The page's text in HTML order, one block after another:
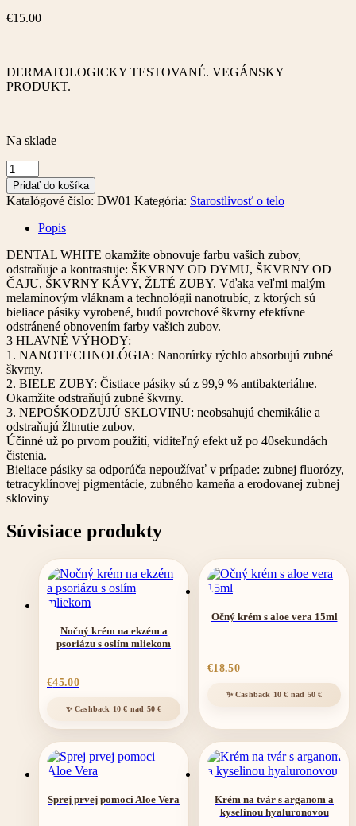
€15.00
DERMATOLOGICKY TESTOVANÉ. VEGÁNSKY
PRODUKT.
Na sklade
množstvo
Dental
White
Pridať do košíka
Katalógové číslo: DW01 Kategória: Starostlivosť o telo
Popis
DENTAL WHITE okamžite obnovuje farbu vašich zubov,
odstraňuje a kontrastuje: ŠKVRNY OD DYMU, ŠKVRNY OD
ČAJU, ŠKVRNY KÁVY, ŽLTÉ ZUBY. Vďaka veľmi malým
melamínovým vláknam a technológii nanotrubíc, z ktorých sú
bieliace pásiky vyrobené, budú povrchové škvrny efektívne
odstránené obnovením farby vašich zubov.
3 HLAVNÉ VÝHODY:
1. NANOTECHNOLÓGIA: Nanorúrky rýchlo absorbujú zubné
škvrny.
2. BIELE ZUBY: Čistiace pásiky sú z 99,9 % antibakteriálne.
Okamžite odstraňujú zubné škvrny.
3. NEPOŠKODZUJÚ SKLOVINU: neobsahujú chemikálie a
odstraňujú žltnutie zubov.
Účinné už po prvom použití, viditeľný efekt už po 40sekundách
čistenia.
Bieliace pásiky sa odporúča nepoužívať v prípade: zubnej fluorózy,
tetracyklínovej pigmentácie, zubného kameňa a erodovanej zubnej
skloviny
Súvisiace produkty
Nočný krém na ekzém a
psoriázu s oslím mliekom
€45.00
Očný krém s aloe vera 15ml
€18.50
Sprej prvej pomoci Aloe Vera
Krém na tvár s arganom a
kyselinou hyaluronovou